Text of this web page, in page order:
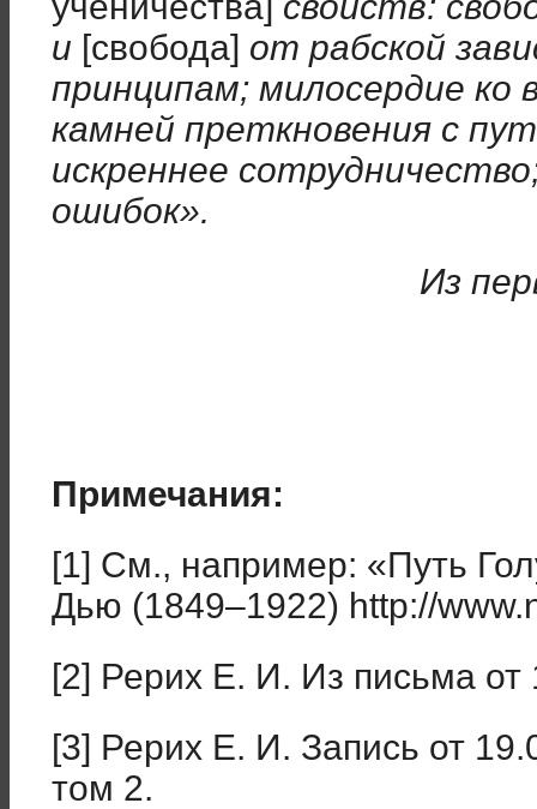
и [свобода] от рабской
принципам; милосердие ко
камней преткновения с
искреннее
ошибок».
Из
Примечания:
[1] См., например: «Путь
Дью (1849–1922) http://
[2] Рерих Е. И. Из письма от
[3] Рерих Е. И. Запись от
том 2.